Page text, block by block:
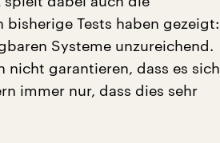
bisherige Tests haben gezeigt:
Systeme unzureichend.
nicht garantieren, dass es sich
immer nur, dass dies sehr